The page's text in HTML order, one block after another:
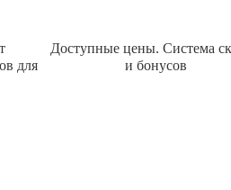
для
Доступные цены. Система
и бонусов